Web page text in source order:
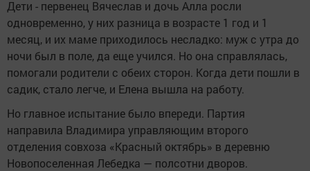
Дети - первенец Вячеслав и дочь Алла росли
одновременно, у них разница в возрасте 1 год и 1
месяц, и их маме приходилось несладко: муж с утра до
ночи был в поле, да еще учился. Но она справлялась,
помогали родители с обеих сторон. Когда дети пошли в
садик, стало легче, и Елена вышла на работу.
Но главное испытание было впереди. Партия
направила Владимира управляющим второго
отделения совхоза «Красный октябрь» в деревню
Новопоселенная Лебедка — полсотни дворов.